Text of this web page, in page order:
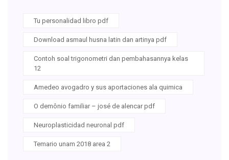
Tu personalidad libro pdf
Download asmaul husna latin dan artinya pdf
Contoh soal trigonometri dan pembahasannya kelas
12
Amedeo avogadro y sus aportaciones ala quimica
O demônio familiar – josé de alencar pdf
Neuroplasticidad neuronal pdf
Temario unam 2018 area 2